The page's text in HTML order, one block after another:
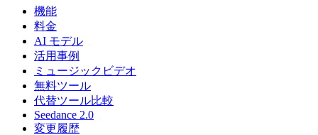
機能
料金
AI モデル
活用事例
ミュージックビデオ
無料ツール
代替ツール比較
Seedance 2.0
変更履歴